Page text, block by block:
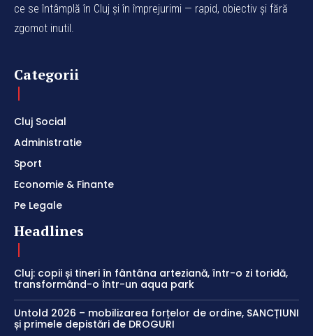
ce se întâmplă în Cluj și în împrejurimi — rapid, obiectiv și fără
zgomot inutil.
Categorii
Cluj Social
Administratie
Sport
Economie & Finante
Pe Legale
Headlines
Cluj: copii și tineri în fântâna arteziană, într-o zi toridă,
transformând-o într-un aqua park
Untold 2026 – mobilizarea forțelor de ordine, SANCȚIUNI
și primele depistări de DROGURI